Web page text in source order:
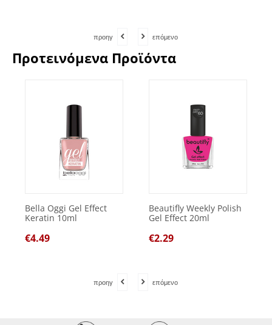
προηγ επόμενο
Προτεινόμενα Προϊόντα
Bella Oggi Gel Effect
Keratin 10ml
€4.49
Beautifly Weekly Polish
Gel Effect 20ml
€2.29
προηγ επόμενο